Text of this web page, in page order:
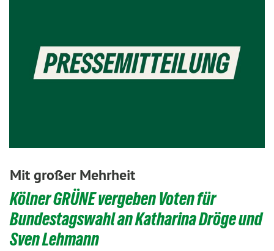
Mit großer Mehrheit
Kölner GRÜNE vergeben Voten für
Bundestagswahl an Katharina Dröge und
Sven Lehmann